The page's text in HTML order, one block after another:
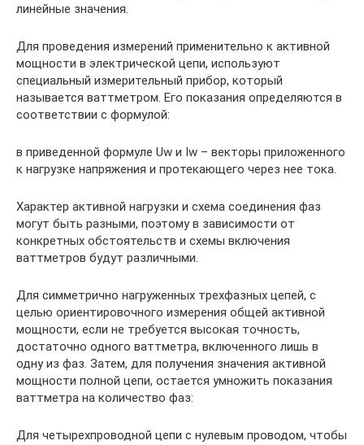
линейные значения.
Для проведения измерений применительно к активной
мощности в электрической цепи, используют
специальный измерительный прибор, который
называется ваттметром. Его показания определяются в
соответствии с формулой:
в приведенной формуле Uw и Iw – векторы приложенного
к нагрузке напряжения и протекающего через нее тока.
Характер активной нагрузки и схема соединения фаз
могут быть разными, поэтому в зависимости от
конкретных обстоятельств и схемы включения
ваттметров будут различными.
Для симметрично нагруженных трехфазных цепей, с
целью ориентировочного измерения общей активной
мощности, если не требуется высокая точность,
достаточно одного ваттметра, включенного лишь в
одну из фаз. Затем, для получения значения активной
мощности полной цепи, остается умножить показания
ваттметра на количество фаз:
Для четырехпроводной цепи с нулевым проводом, чтобы